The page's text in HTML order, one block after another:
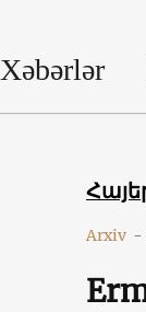
Xəbərlər
Arxiv -